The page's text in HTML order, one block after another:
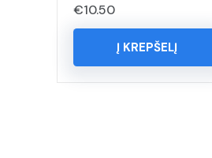
€10.50
Į KREPŠELĮ